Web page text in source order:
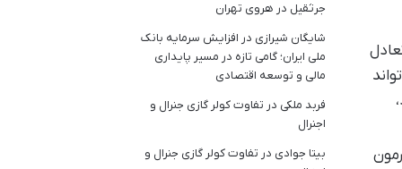
جرثقیل در هروی تهران
شایگان شیرازی در افزایش سرمایه بانک
ملی ایران؛ گامی تازه در مسیر پایداری
مالی و توسعه اقتصادی
فربد ملکی در تفاوت کولر گازی جنرال و
اجنرال
بیتا جوادی در تفاوت کولر گازی جنرال و